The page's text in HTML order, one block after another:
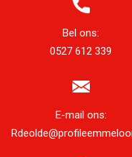
Bel ons:
0527 612 339
E-mail ons: